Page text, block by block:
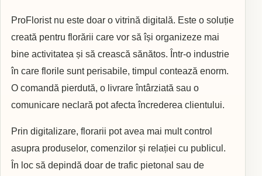
ProFlorist nu este doar o vitrină digitală. Este o soluție
creată pentru florării care vor să își organizeze mai
bine activitatea și să crească sănătos. Într-o industrie
în care florile sunt perisabile, timpul contează enorm.
O comandă pierdută, o livrare întârziată sau o
comunicare neclară pot afecta încrederea clientului.
Prin digitalizare, florarii pot avea mai mult control
asupra produselor, comenzilor și relației cu publicul.
În loc să depindă doar de trafic pietonal sau de